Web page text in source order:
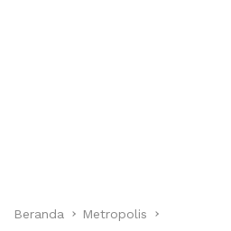
Beranda Metropolis